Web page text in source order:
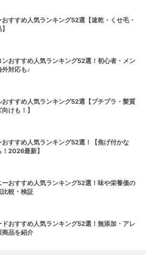
おすすめ人気ランキング52選【速乾・くせ毛・
ンおすすめ人気ランキング52選！初心者・メン
外対応も♪
おすすめ人気ランキング52選【プチプラ・髪質
けも！】
おすすめ人気ランキング52選！【焦げ付かな
2026最新】
ーおすすめ人気ランキング52選！味や栄養価の
比較・検証
ドおすすめ人気ランキング52選！無添加・アレ
商品を紹介